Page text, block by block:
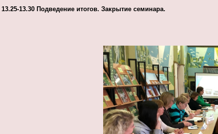
13.25-13.30 Подведение итогов. Закрытие семинара.